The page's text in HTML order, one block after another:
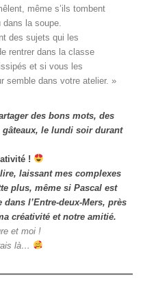
même s’ils tombent
la soupe.
des sujets qui les
rentrer dans la classe
et si vous les
semble dans votre atelier. »
des bons mots, des
le lundi soir durant
!
laissant mes complexes
plus, même si Pascal est
l’Entre-deux-Mers, près
créativité et notre amitié.
et moi !
là…